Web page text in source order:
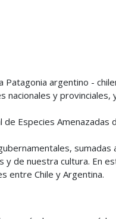
argentino -
y provinciales,
Especies Amenazadas
sumadas
de nuestra cultura. En
entre Chile y Argentina.